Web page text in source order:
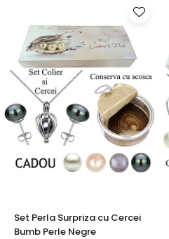
Set Perla Surpriza cu Cercei
Bumb Perle Negre